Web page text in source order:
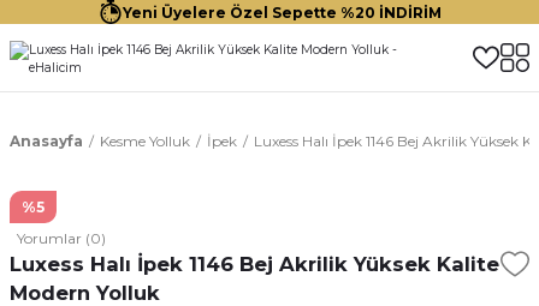
Yeni Üyelere Özel Sepette %20 İNDİRİM
Anasayfa Kesme Yolluk İpek Luxess Halı İpek 1146 Bej Akrilik Yüksek
%5
Yorumlar (0)
Luxess Halı İpek 1146 Bej Akrilik Yüksek Kalite
Modern Yolluk